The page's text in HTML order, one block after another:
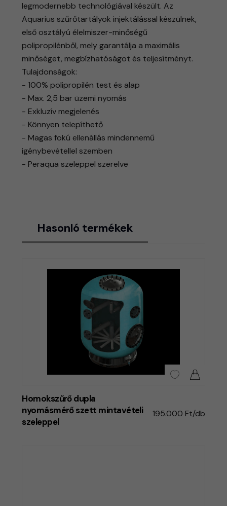
legmodernebb technológiával készült. Az
Aquarius szűrőtartályok injektálással készülnek,
első osztályú élelmiszer-minőségű
polipropilénből, mely garantálja a maximális
minőséget, megbízhatóságot és teljesítményt.
Tulajdonságok:
- 100% polipropilén test és alap
- Max. 2,5 bar üzemi nyomás
- Exkluzív megjelenés
- Könnyen telepíthető
- Magas fokú ellenállás mindennemű
igénybevétellel szemben
- Peraqua szeleppel szerelve
Hasonló termékek
Homokszűrő dupla
nyomásmérő szett mintavételi
szeleppel
195.000 Ft/db